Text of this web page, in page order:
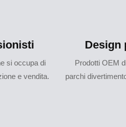
si occupa di
e vendita.
Design
Prodotti OEM
parchi